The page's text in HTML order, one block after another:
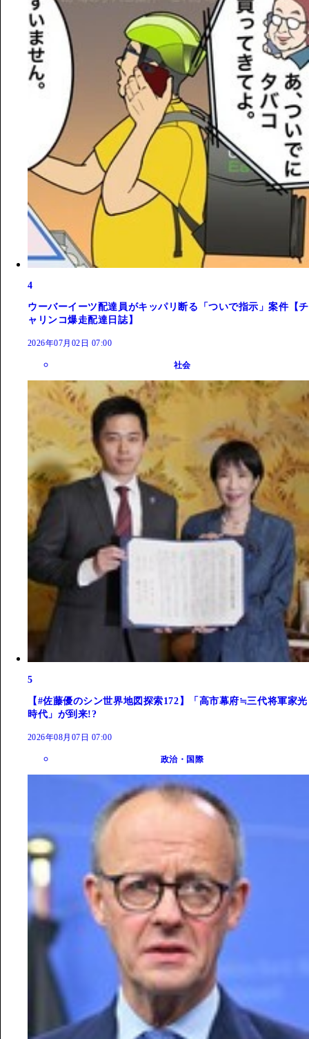
4
ウーバーイーツ配達員がキッパリ断る「ついで指示」案件【チ
ャリンコ爆走配達日誌】
2026年07月02日 07:00
社会
5
【#佐藤優のシン世界地図探索172】「高市幕府≒三代将軍家光
時代」が到来!?
2026年08月07日 07:00
政治・国際